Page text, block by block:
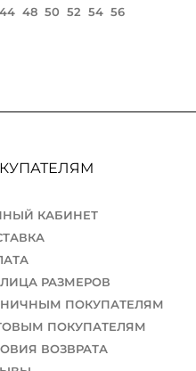
44 48 50 52 54 56
КАБИНЕТ
РАЗМЕРОВ
ПОКУПАТЕЛЯМ
ПОКУПАТЕЛЯМ
ВОЗВРАТА